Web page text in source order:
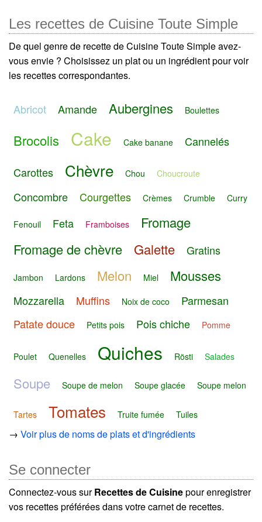
Les recettes de Cuisine Toute Simple
De quel genre de recette de Cuisine Toute Simple avez-
vous envie ? Choisissez un plat ou un ingrédient pour voir
les recettes correspondantes.
Abricot Amande Aubergines Boulettes
Brocolis Cake Cake banane Cannelés
Carottes Chèvre Chou Choucroute
Concombre Courgettes Crèmes Crumble Curry
Fenouil Feta Framboises
Fromage
Fromage de chèvre
Galette Gratins
Jambon Lardons Melon Miel Mousses
Mozzarella Muffins Noix de coco
Parmesan
Patate douce
Petits pois Pois chiche Pomme
Poulet Quenelles Quiches Rösti Salades
Soupe Soupe de melon Soupe glacée Soupe melon
Tartes Tomates Truite fumée Tuiles
→ Voir plus de noms de plats et d'ingrédients
Se connecter
Connectez-vous surRecettes de Cuisinepour enregistrer
vos recettes préférées dans votre carnet de recettes.